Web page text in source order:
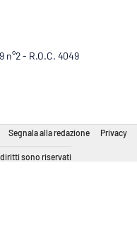
n°2 - R.O.C. 4049
Segnala alla redazione Privacy
sono riservati